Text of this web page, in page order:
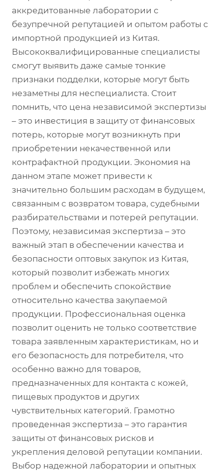
аккредитованные лаборатории с
безупречной репутацией и опытом работы с
импортной продукцией из Китая.
Высококвалифицированные специалисты
смогут выявить даже самые тонкие
признаки подделки, которые могут быть
незаметны для неспециалиста. Стоит
помнить, что цена независимой экспертизы
– это инвестиция в защиту от финансовых
потерь, которые могут возникнуть при
приобретении некачественной или
контрафактной продукции. Экономия на
данном этапе может привести к
значительно большим расходам в будущем,
связанным с возвратом товара, судебными
разбирательствами и потерей репутации.
Поэтому, независимая экспертиза – это
важный этап в обеспечении качества и
безопасности оптовых закупок из Китая,
который позволит избежать многих
проблем и обеспечить спокойствие
относительно качества закупаемой
продукции. Профессиональная оценка
позволит оценить не только соответствие
товара заявленным характеристикам, но и
его безопасность для потребителя, что
особенно важно для товаров,
предназначенных для контакта с кожей,
пищевых продуктов и других
чувствительных категорий. Грамотно
проведенная экспертиза – это гарантия
защиты от финансовых рисков и
укрепления деловой репутации компании.
Выбор надежной лаборатории и опытных